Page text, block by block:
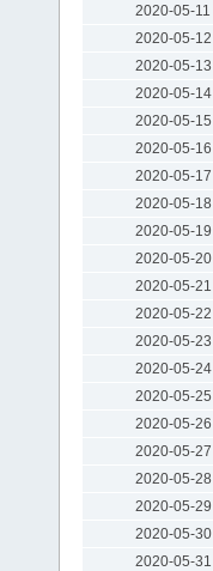
2020-05-11
2020-05-12
2020-05-13
2020-05-14
2020-05-15
2020-05-16
2020-05-17
2020-05-18
2020-05-19
2020-05-20
2020-05-21
2020-05-22
2020-05-23
2020-05-24
2020-05-25
2020-05-26
2020-05-27
2020-05-28
2020-05-29
2020-05-30
2020-05-31